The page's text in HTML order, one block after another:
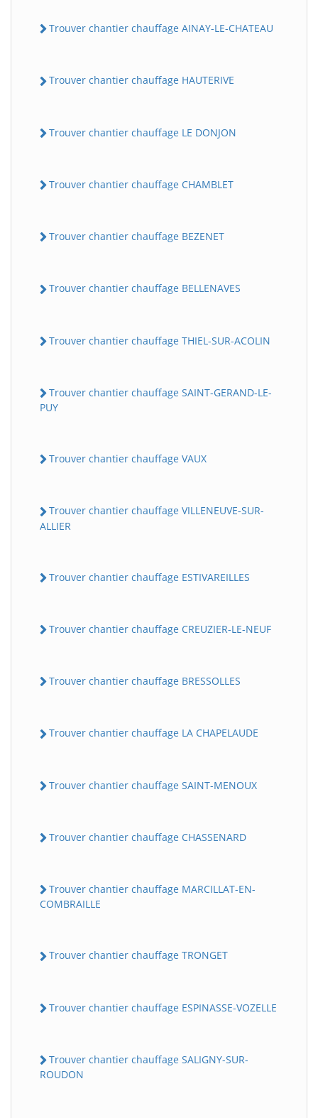
Trouver chantier chauffage AINAY-LE-CHATEAU
Trouver chantier chauffage HAUTERIVE
Trouver chantier chauffage LE DONJON
Trouver chantier chauffage CHAMBLET
Trouver chantier chauffage BEZENET
Trouver chantier chauffage BELLENAVES
Trouver chantier chauffage THIEL-SUR-ACOLIN
Trouver chantier chauffage SAINT-GERAND-LE-
PUY
Trouver chantier chauffage VAUX
Trouver chantier chauffage VILLENEUVE-SUR-
ALLIER
Trouver chantier chauffage ESTIVAREILLES
Trouver chantier chauffage CREUZIER-LE-NEUF
Trouver chantier chauffage BRESSOLLES
Trouver chantier chauffage LA CHAPELAUDE
Trouver chantier chauffage SAINT-MENOUX
Trouver chantier chauffage CHASSENARD
Trouver chantier chauffage MARCILLAT-EN-
COMBRAILLE
Trouver chantier chauffage TRONGET
Trouver chantier chauffage ESPINASSE-VOZELLE
Trouver chantier chauffage SALIGNY-SUR-
ROUDON